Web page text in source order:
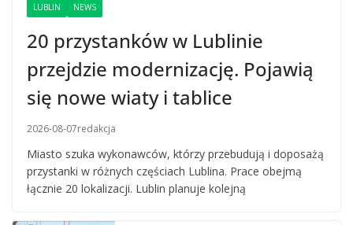
LUBLIN NEWS
20 przystanków w Lublinie
przejdzie modernizację. Pojawią
się nowe wiaty i tablice
2026-08-07redakcja
Miasto szuka wykonawców, którzy przebudują i doposażą
przystanki w różnych częściach Lublina. Prace obejmą
łącznie 20 lokalizacji. Lublin planuje kolejną